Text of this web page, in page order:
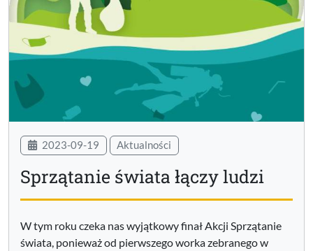
2023-09-19 Aktualności
Sprzątanie świata łączy ludzi
W tym roku czeka nas wyjątkowy finał Akcji Sprzątanie
świata, ponieważ od pierwszego worka zebranego w